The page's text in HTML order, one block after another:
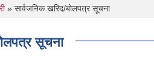
» सार्वजनिक खरिद/बोलपत्र सूचना
सूचना